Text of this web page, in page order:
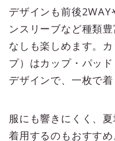
デザインも前後
ンスリーブなど種類
なしも楽しめます。
プ）はカップ・パッ
デザインで、一枚で着
服にも響きにくく、
着用するのもおすす